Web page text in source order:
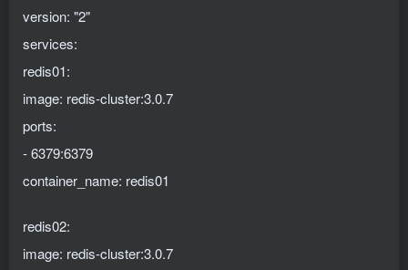
version: "2"
services:
redis01:
image: redis-cluster:3.0.7
ports:
- 6379:6379
container_name: redis01
redis02:
image: redis-cluster:3.0.7